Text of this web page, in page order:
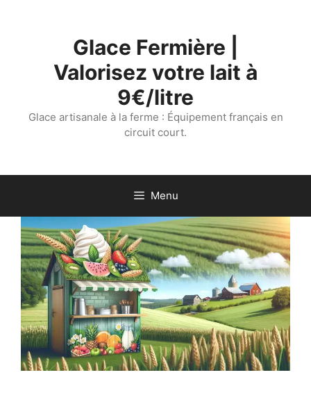
Glace Fermière |
Valorisez votre lait à
9€/litre
Glace artisanale à la ferme : Équipement français en
circuit court.
Menu